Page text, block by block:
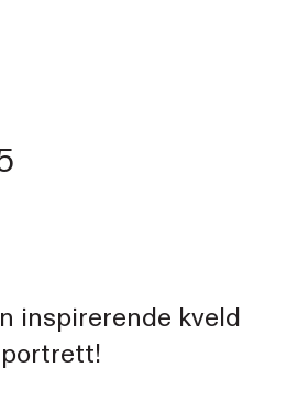
inspirerende kveld